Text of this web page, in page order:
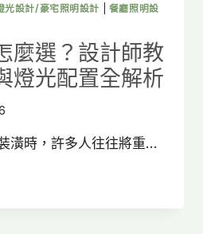
光設計/豪宅照明設計
餐廳照明設
麼選？設計師教
燈光配置全解析
潢時，許多人往往將重…